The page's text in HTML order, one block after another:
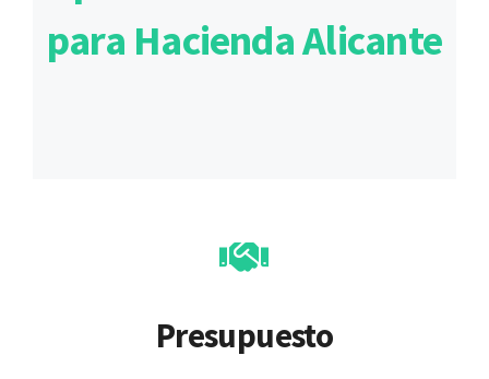
para Hacienda Alicante
Presupuesto